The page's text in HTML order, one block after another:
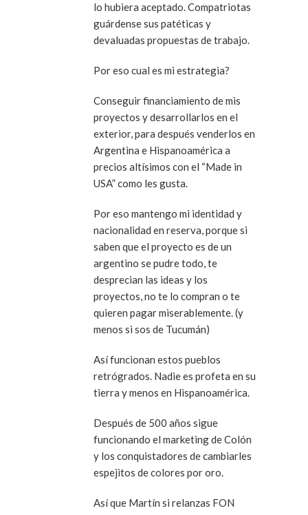
lo hubiera aceptado. Compatriotas
guárdense sus patéticas y
devaluadas propuestas de trabajo.
Por eso cual es mi estrategia?
Conseguir financiamiento de mis
proyectos y desarrollarlos en el
exterior, para después venderlos en
Argentina e Hispanoamérica a
precios altísimos con el “Made in
USA” como les gusta.
Por eso mantengo mi identidad y
nacionalidad en reserva, porque si
saben que el proyecto es de un
argentino se pudre todo, te
desprecian las ideas y los
proyectos, no te lo compran o te
quieren pagar miserablemente. (y
menos si sos de Tucumán)
Así funcionan estos pueblos
retrógrados. Nadie es profeta en su
tierra y menos en Hispanoamérica.
Después de 500 años sigue
funcionando el marketing de Colón
y los conquistadores de cambiarles
espejitos de colores por oro.
Así que Martín si relanzas FON